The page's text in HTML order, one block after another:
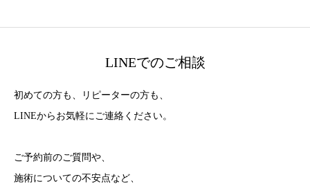
LINEでのご相談
初めての方も、リピーターの方も、
LINEからお気軽にご連絡ください。
ご予約前のご質問や、
施術についての不安点など、